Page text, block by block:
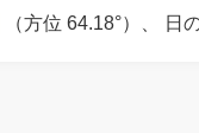
（方位 64.18°）、 日